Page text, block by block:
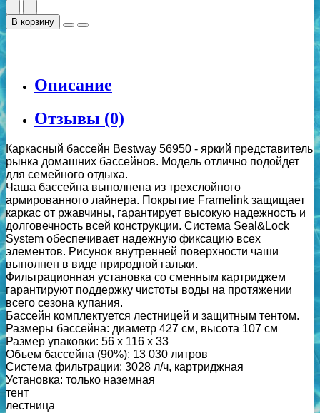
В корзину
Описание
Отзывы (0)
Каркасный бассейн Bestway 56950 - яркий представитель
рынка домашних бассейнов. Модель отлично подойдет
для семейного отдыха.
Чаша бассейна выполнена из трехслойного
армированного лайнера. Покрытие Framelink защищает
каркас от ржавчины, гарантирует высокую надежность и
долговечность всей конструкции. Система Seal&Lock
System обеспечивает надежную фиксацию всех
элементов. Рисунок внутренней поверхности чаши
выполнен в виде природной гальки.
Фильтрационная установка со сменным картриджем
гарантируют поддержку чистоты воды на протяжении
всего сезона купания.
Бассейн комплектуется лестницей и защитным тентом.
Размеры бассейна: диаметр 427 см, высота 107 см
Размер упаковки: 56 x 116 x 33
Объем бассейна (90%): 13 030 литров
Система фильтрации: 3028 л/ч, картриджная
Установка: только наземная
тент
лестница